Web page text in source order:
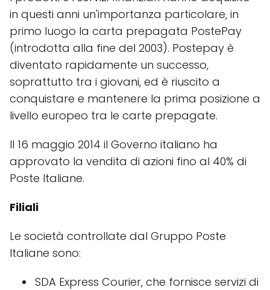
in questi anni un'importanza particolare, in
primo luogo la carta prepagata PostePay
(introdotta alla fine del 2003). Postepay è
diventato rapidamente un successo,
soprattutto tra i giovani, ed è riuscito a
conquistare e mantenere la prima posizione a
livello europeo tra le carte prepagate.
Il 16 maggio 2014 il Governo italiano ha
approvato la vendita di azioni fino al 40% di
Poste Italiane.
Filiali
Le società controllate dal Gruppo Poste
Italiane sono:
SDA Express Courier, che fornisce servizi di